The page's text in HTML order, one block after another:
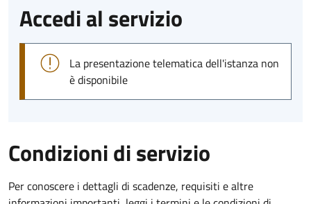
Accedi al servizio
La presentazione telematica dell'istanza non
è disponibile
Condizioni di servizio
Per conoscere i dettagli di scadenze, requisiti e altre